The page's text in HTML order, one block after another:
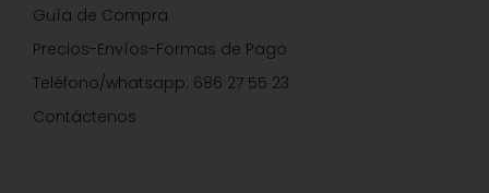
Guía de Compra
Precios-Envíos-Formas de Pago
Teléfono/whatsapp: 686 27 55 23
Contáctenos